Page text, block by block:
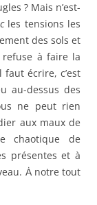
? Mais n’est-
les tensions les
des sols et
refuse à faire la
écrire, c’est
au-dessus des
ne peut rien
aux maux de
chaotique de
présentes et à
Ȧ notre tout